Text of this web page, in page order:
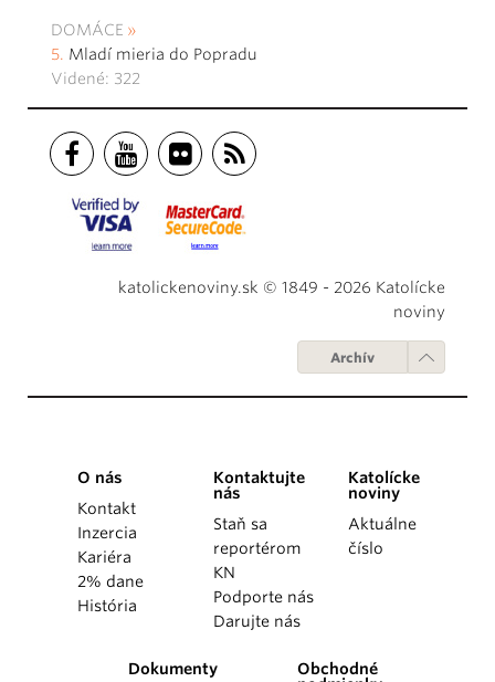
DOMÁCE
Mladí mieria do Popradu
Videné: 322
katolickenoviny.sk © 1849 - 2026 Katolícke
noviny
Archív
O nás
Kontakt
Inzercia
Kariéra
2% dane
História
Kontaktujte
nás
Staň sa
reportérom
KN
Podporte nás
Darujte nás
Katolícke
noviny
Aktuálne
číslo
Dokumenty
Obchodné